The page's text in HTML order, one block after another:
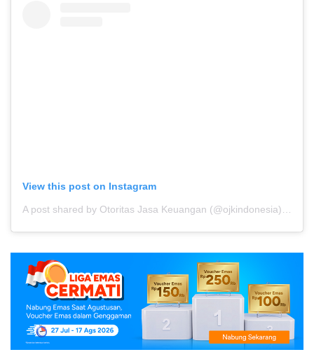
View this post on Instagram